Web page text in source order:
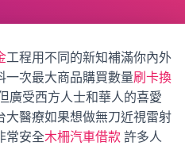
N
工程用不同的新知補滿你內外
一次最大商品購買數量刷卡換
廣受西方人士和華人的喜愛
大醫療如果想做無刀近視雷射
常安全木柵汽車借款 許多人